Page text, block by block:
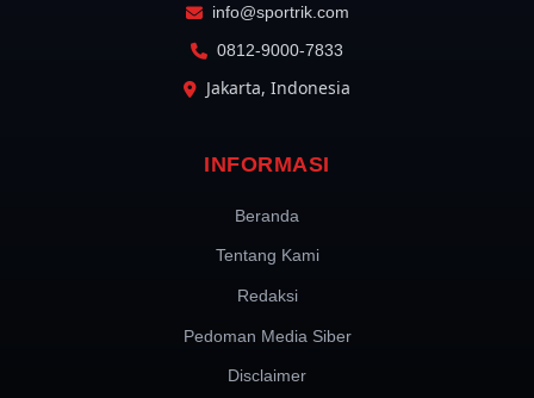
info@sportrik.com
0812-9000-7833
Jakarta, Indonesia
INFORMASI
Beranda
Tentang Kami
Redaksi
Pedoman Media Siber
Disclaimer